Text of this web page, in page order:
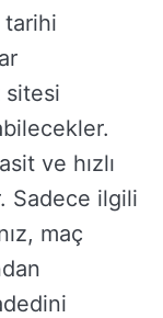
tarihi
sitesi
ve hızlı
Sadece ilgili
maç